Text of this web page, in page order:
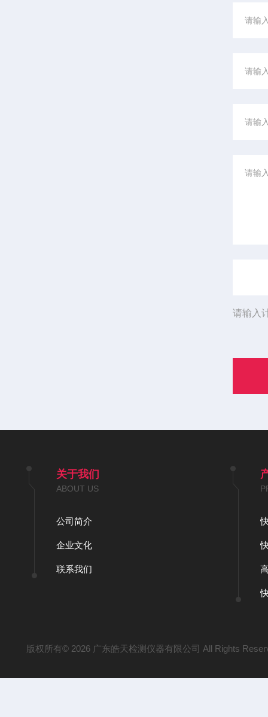
请输入
关于我们
ABOUT US
公司简介
企业文化
联系我们
版权所有© 2026 广东皓天检测仪器有限公司 All Rights